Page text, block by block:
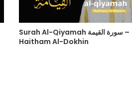
Surah Al-Qiyamah سورة القيمة –
Haitham Al-Dokhin